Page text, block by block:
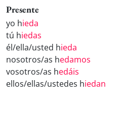
Presente
yo hieda
tú hiedas
él/ella/usted hieda
nosotros/as hedamos
vosotros/as hedáis
ellos/ellas/ustedes hiedan